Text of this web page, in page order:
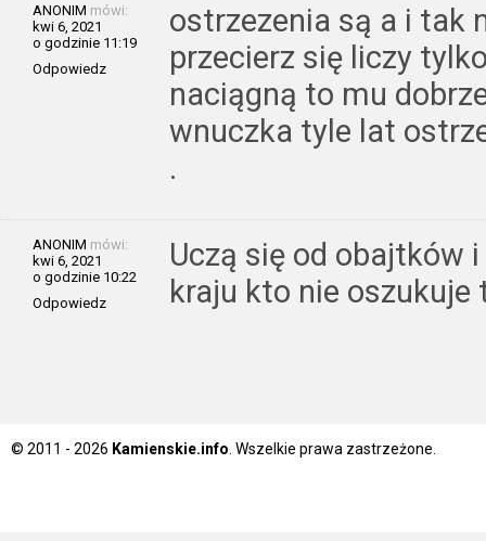
ANONIM mówi:
kwi 6, 2021
o godzinie 11:19
Odpowiedz
ostrzezenia są a i tak
przecierz się liczy
naciągną to mu
wnuczka tyle lat
.
ANONIM mówi:
kwi 6, 2021
o godzinie 10:22
Odpowiedz
Uczą się od obajtków
kraju kto nie oszukuje
© 2011 - 2026 Kamienskie.info . Wszelkie prawa zastrzeżone.